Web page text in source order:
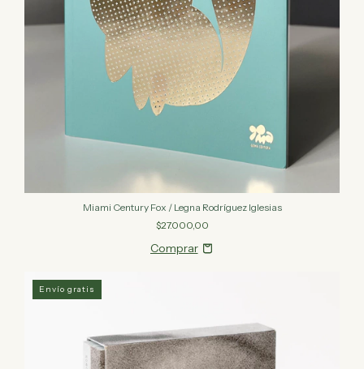
Miami Century Fox / Legna Rodríguez Iglesias
$27.000,00
Envío gratis